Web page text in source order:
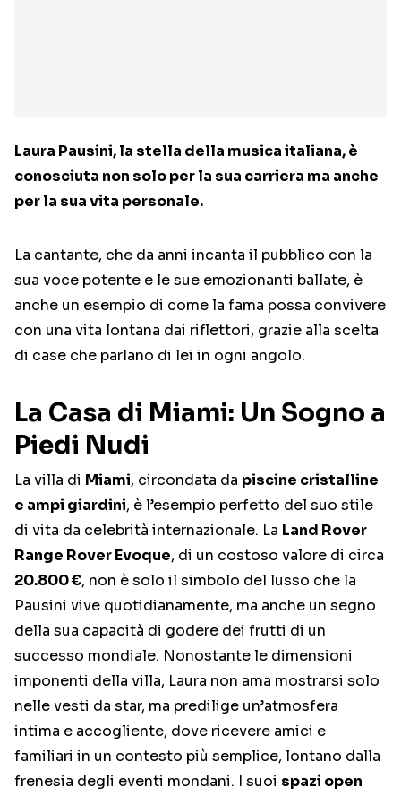
Laura Pausini, la stella della musica italiana, è
conosciuta non solo per la sua carriera ma anche
per la sua vita personale.
La cantante, che da anni incanta il pubblico con la
sua voce potente e le sue emozionanti ballate, è
anche un esempio di come la fama possa convivere
con una vita lontana dai riflettori, grazie alla scelta
di case che parlano di lei in ogni angolo.
La Casa di Miami: Un Sogno a
Piedi Nudi
La villa di Miami, circondata da piscine cristalline
e ampi giardini, è l’esempio perfetto del suo stile
di vita da celebrità internazionale. La Land Rover
Range Rover Evoque, di un costoso valore di circa
20.800 €, non è solo il simbolo del lusso che la
Pausini vive quotidianamente, ma anche un segno
della sua capacità di godere dei frutti di un
successo mondiale. Nonostante le dimensioni
imponenti della villa, Laura non ama mostrarsi solo
nelle vesti da star, ma predilige un’atmosfera
intima e accogliente, dove ricevere amici e
familiari in un contesto più semplice, lontano dalla
frenesia degli eventi mondani. I suoi spazi open